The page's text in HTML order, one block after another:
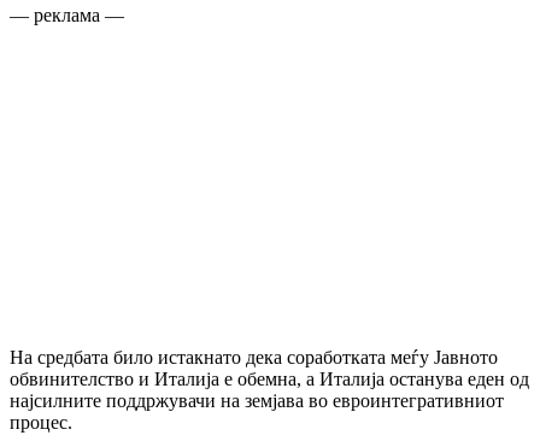
— реклама —
На средбата било истакнато дека соработката меѓу Јавното
обвинителство и Италија е обемна, а Италија останува еден од
најсилните поддржувачи на земјава во евроинтегративниот
процес.